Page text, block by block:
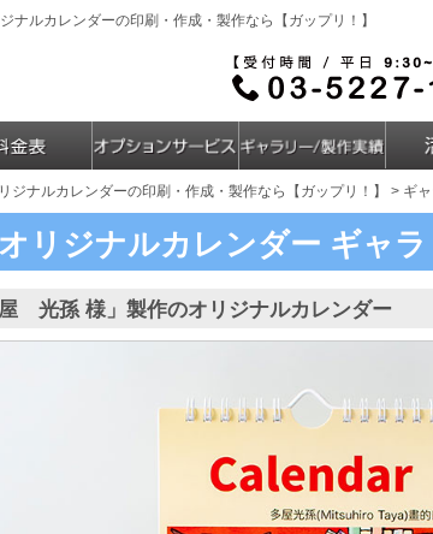
ルカレンダーの印刷・作成・製作なら【ガップリ！】
ジナルカレンダーの印刷・作成・製作なら【ガップリ！】 > ギ
オリジナルカレンダー ギャ
屋 光孫 様」製作のオリジナルカレンダー